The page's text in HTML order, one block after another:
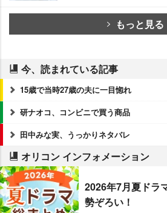
もっと見る
今、読まれている記事
15歳で当時27歳の夫に一目惚れ
研ナオコ、コンビニで買う商品
田中みな実、うっかりネタバレ
オリコン インフォメーション
2026年7月夏ドラ
勢ぞろい！